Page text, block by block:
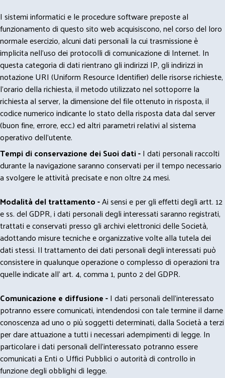
I sistemi informatici e le procedure software preposte al
funzionamento di questo sito web acquisiscono, nel corso del loro
normale esercizio, alcuni dati personali la cui trasmissione è
implicita nell'uso dei protocolli di comunicazione di Internet. In
questa categoria di dati rientrano gli indirizzi IP, gli indirizzi in
notazione URI (Uniform Resource Identifier) delle risorse richieste,
l'orario della richiesta, il metodo utilizzato nel sottoporre la
richiesta al server, la dimensione del file ottenuto in risposta, il
codice numerico indicante lo stato della risposta data dal server
(buon fine, errore, ecc.) ed altri parametri relativi al sistema
operativo dell'utente.
Tempi di conservazione dei Suoi dati -I dati personali raccolti
durante la navigazione saranno conservati per il tempo necessario
a svolgere le attività precisate e non oltre 24 mesi.
Modalità del trattamento -Ai sensi e per gli effetti degli artt. 12
e ss. del GDPR, i dati personali degli interessati saranno registrati,
trattati e conservati presso gli archivi elettronici delle Società,
adottando misure tecniche e organizzative volte alla tutela dei
dati stessi. Il trattamento dei dati personali degli interessati può
consistere in qualunque operazione o complesso di operazioni tra
quelle indicate all' art. 4, comma 1, punto 2 del GDPR.
Comunicazione e diffusione -I dati personali dell’interessato
potranno essere comunicati, intendendosi con tale termine il darne
conoscenza ad uno o più soggetti determinati, dalla Società a terzi
per dare attuazione a tutti i necessari adempimenti di legge. In
particolare i dati personali dell’interessato potranno essere
comunicati a Enti o Uffici Pubblici o autorità di controllo in
funzione degli obblighi di legge.